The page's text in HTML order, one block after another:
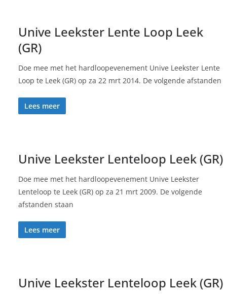
Unive Leekster Lente Loop Leek
(GR)
Doe mee met het hardloopevenement Unive Leekster Lente
Loop te Leek (GR) op za 22 mrt 2014. De volgende afstanden
Lees meer
Unive Leekster Lenteloop Leek (GR)
Doe mee met het hardloopevenement Unive Leekster
Lenteloop te Leek (GR) op za 21 mrt 2009. De volgende
afstanden staan
Lees meer
Unive Leekster Lenteloop Leek (GR)